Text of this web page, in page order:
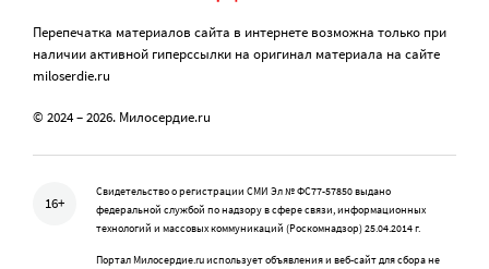
Перепечатка материалов сайта в интернете возможна только при
наличии активной гиперссылки на оригинал материала на сайте
miloserdie.ru
© 2024 – 2026. Милосердие.ru
16+
Свидетельство о регистрации СМИ Эл № ФС77-57850 выдано
федеральной службой по надзору в сфере связи, информационных
технологий и массовых коммуникаций (Роскомнадзор) 25.04.2014 г.
Портал Милосердие.ru использует объявления и веб-сайт для сбора не